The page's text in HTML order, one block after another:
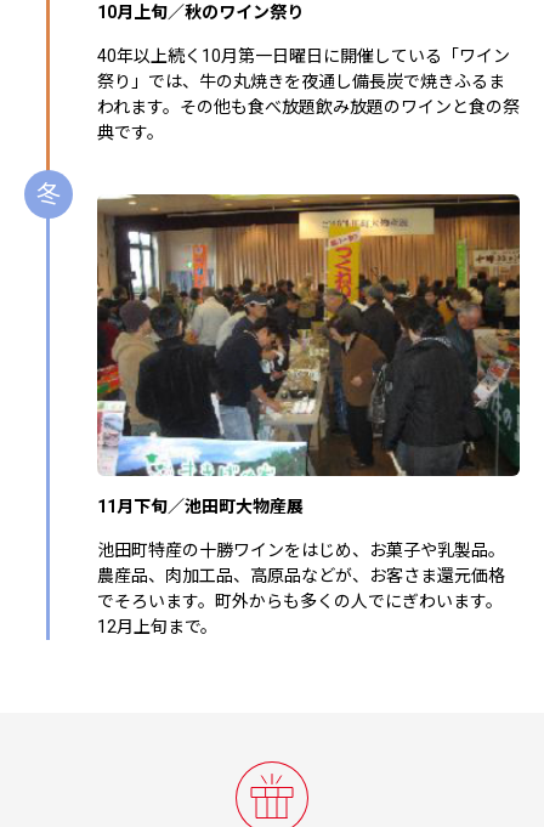
10月上旬／秋のワイン祭り
40年以上続く10月第一日曜日に開催している「ワイン
祭り」では、牛の丸焼きを夜通し備長炭で焼きふるま
われます。その他も食べ放題飲み放題のワインと食の祭
典です。
冬
11月下旬／池田町大物産展
池田町特産の十勝ワインをはじめ、お菓子や乳製品。
農産品、肉加工品、高原品などが、お客さま還元価格
でそろいます。町外からも多くの人でにぎわいます。
12月上旬まで。